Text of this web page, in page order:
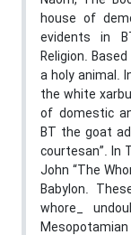
house of
evidents in
Religion.
a holy animal.
the white
of domestic
BT the goat
courtesan”. In
John “The
Babylon.
whore_